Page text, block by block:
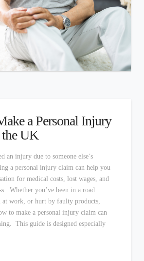
a Personal Injury
UK
an injury due to someone else’s
a personal injury claim can help you
for medical costs, lost wages, and
Whether you’ve been in a road
at work, or hurt by faulty products,
to make a personal injury claim can
This guide is designed especially